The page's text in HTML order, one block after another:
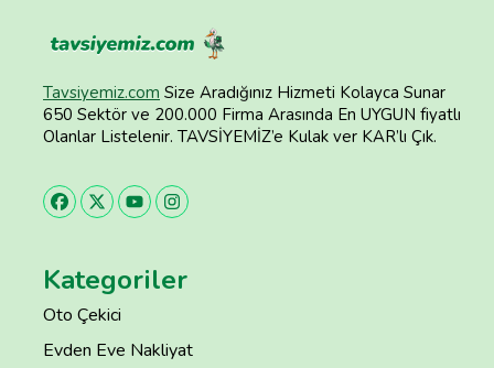
Tavsiyemiz.com Size Aradığınız Hizmeti Kolayca Sunar
650 Sektör ve 200.000 Firma Arasında En UYGUN fiyatlı
Olanlar Listelenir. TAVSİYEMİZ’e Kulak ver KAR’lı Çık.
Kategoriler
Oto Çekici
Evden Eve Nakliyat